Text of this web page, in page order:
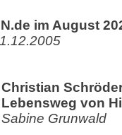
im August
Christian
Lebensweg von
Sabine Grunwald